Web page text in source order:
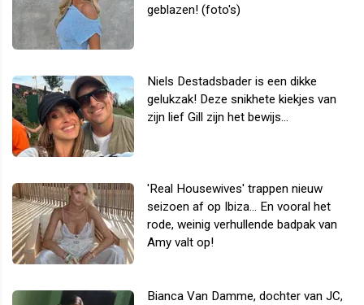
geblazen! (foto's)
Niels Destadsbader is een dikke
gelukzak! Deze snikhete kiekjes van
zijn lief Gill zijn het bewijs...
'Real Housewives' trappen nieuw
seizoen af op Ibiza... En vooral het
rode, weinig verhullende badpak van
Amy valt op!
Bianca Van Damme, dochter van JC,